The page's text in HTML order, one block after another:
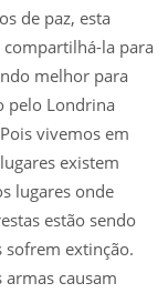
de paz, esta
la para
melhor para
pelo Londrina
vivemos em
existem
lugares onde
estão sendo
sofrem extinção.
causam